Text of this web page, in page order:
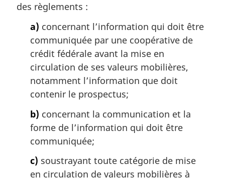
g
des règlements :
a) concernant l’information qui doit être
communiquée par une coopérative de
crédit fédérale avant la mise en
circulation de ses valeurs mobilières,
notamment l’information que doit
contenir le prospectus;
b) concernant la communication et la
forme de l’information qui doit être
communiquée;
c) soustrayant toute catégorie de mise
en circulation de valeurs mobilières à